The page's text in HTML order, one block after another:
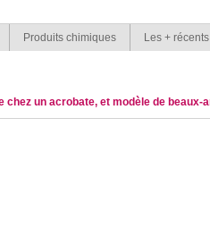
Produits chimiques Les + récents
chez un acrobate, et modèle de beaux-